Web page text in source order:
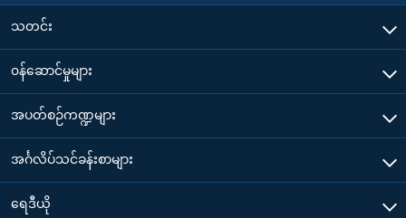
သတင်း
၀န်ဆောင်မှုများ
အပတ်စဉ်ကဏ္ဍများ
အင်္ဂလိပ်သင်ခန်းစာများ
ရေဒီယို